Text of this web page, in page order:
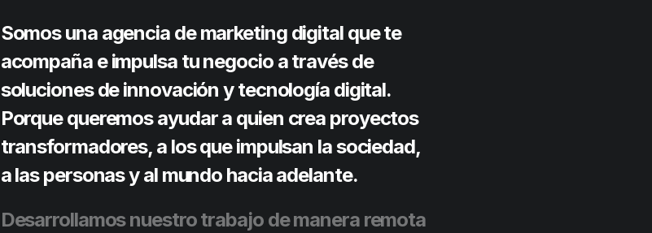
Somos una agencia de marketing digital que te
acompaña e impulsa tu negocio a través de
soluciones de innovación y tecnología digital.
Porque queremos ayudar a quien crea proyectos
transformadores, a los que impulsan la sociedad,
a las personas y al mundo hacia adelante.
Desarrollamos nuestro trabajo de manera remota